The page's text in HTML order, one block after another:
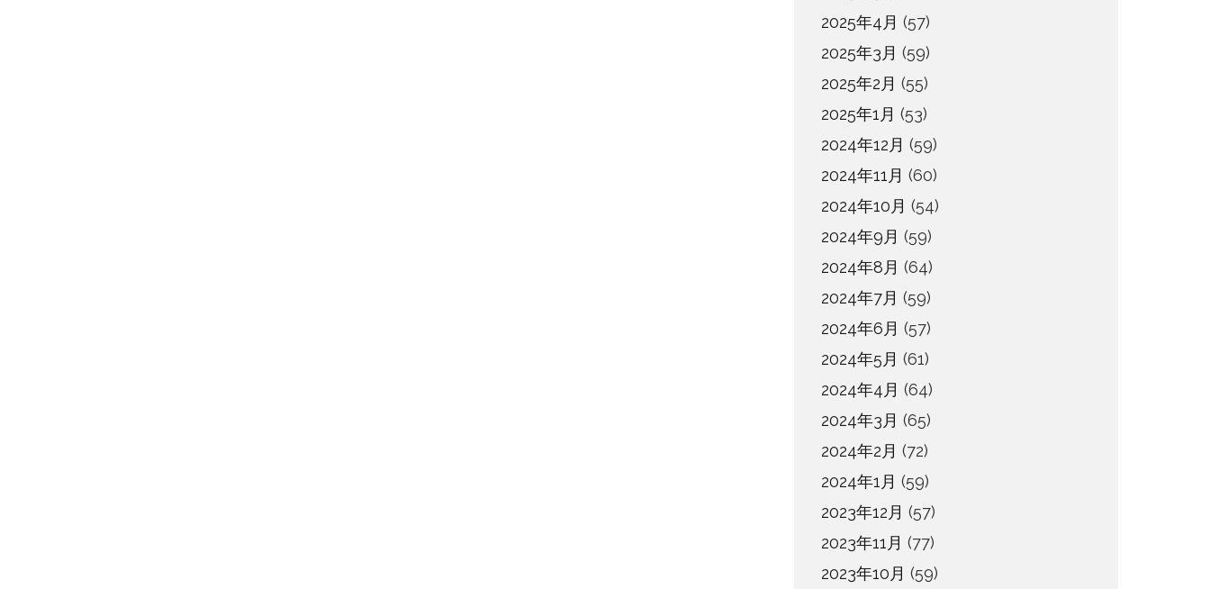
2025年4月 (57)
2025年3月 (59)
2025年2月 (55)
2025年1月 (53)
2024年12月 (59)
2024年11月 (60)
2024年10月 (54)
2024年9月 (59)
2024年8月 (64)
2024年7月 (59)
2024年6月 (57)
2024年5月 (61)
2024年4月 (64)
2024年3月 (65)
2024年2月 (72)
2024年1月 (59)
2023年12月 (57)
2023年11月 (77)
2023年10月 (59)